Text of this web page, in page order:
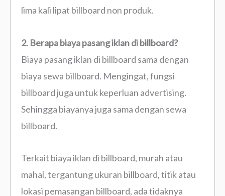
lima kali lipat billboard non produk.
2. Berapa biaya pasang iklan di billboard?
Biaya pasang iklan di billboard sama dengan
biaya sewa billboard. Mengingat, fungsi
billboard juga untuk keperluan advertising.
Sehingga biayanya juga sama dengan sewa
billboard.
Terkait biaya iklan di billboard, murah atau
mahal, tergantung ukuran billboard, titik atau
lokasi pemasangan billboard, ada tidaknya